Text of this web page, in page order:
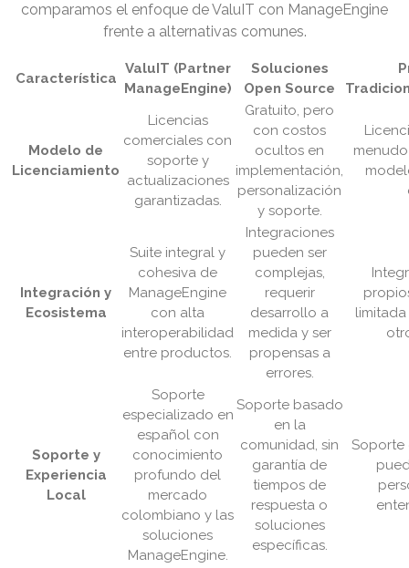
comparamos el enfoque de ValuIT con ManageEngine
frente a alternativas comunes.
Característica
ValuIT (Partner
ManageEngine)
Soluciones
Open Source
Modelo de
Licenciamiento
Licencias
comerciales con
soporte y
actualizaciones
garantizadas.
Gratuito, pero
con costos
ocultos en
implementación,
personalización
y soporte.
Integración y
Ecosistema
Suite integral y
cohesiva de
ManageEngine
con alta
interoperabilidad
entre productos.
Integraciones
pueden ser
complejas,
requerir
desarrollo a
medida y ser
propensas a
errores.
Soporte y
Experiencia
Local
Soporte
especializado en
español con
conocimiento
profundo del
mercado
colombiano y las
soluciones
ManageEngine.
Soporte basado
en la
comunidad, sin
garantía de
tiempos de
respuesta o
soluciones
específicas.
Soporte